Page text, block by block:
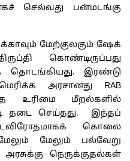
செல்வது பன்மடங்கு
மேற்குலகும் ஷேக்
கொண்டிருப்பது
தொடங்கியது. இரண்டு
அரசானது RAB
உரிமை மீறல்களில்
தடை செய்தது. இந்தப்
கொலை
மேலும் பல்வேறு
நெருக்குதல்கள்